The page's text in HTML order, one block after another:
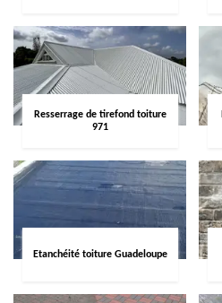
Resserrage de tirefond toiture
971
Etanchéité toiture Guadeloupe